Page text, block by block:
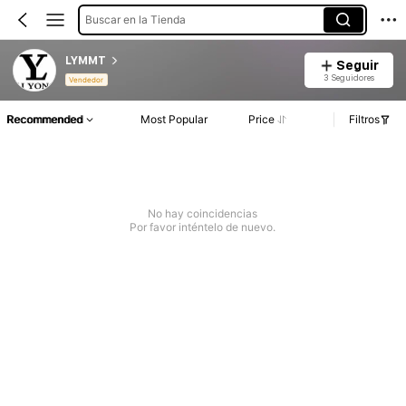
Buscar en la Tienda
LYMMT
Vendedor
Seguir
3 Seguidores
Recommended Most Popular Price Filtros
No hay coincidencias
Por favor inténtelo de nuevo.